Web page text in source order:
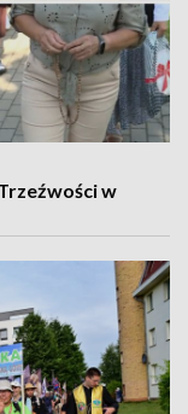
w